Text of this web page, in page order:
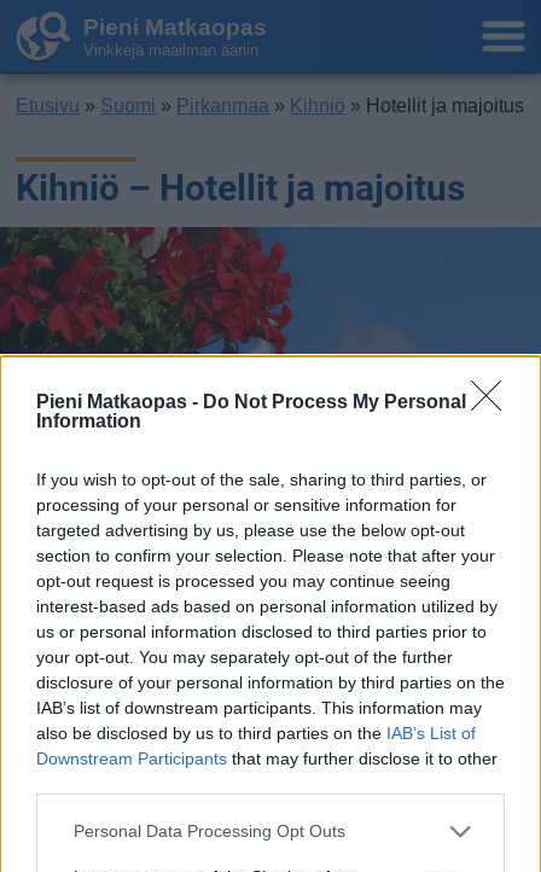
Pieni Matkaopas - Do Not Process My Personal
Information
If you wish to opt-out of the sale, sharing to third parties, or
processing of your personal or sensitive information for
targeted advertising by us, please use the below opt-out
section to confirm your selection. Please note that after your
opt-out request is processed you may continue seeing
interest-based ads based on personal information utilized by
us or personal information disclosed to third parties prior to
your opt-out. You may separately opt-out of the further
disclosure of your personal information by third parties on the
IAB’s list of downstream participants. This information may
also be disclosed by us to third parties on the IAB’s List of
Downstream Participants that may further disclose it to other
Personal Data Processing Opt Outs
Pieni Matkaopas
Vinkkejä maailman ääriin
Etusivu » Suomi » Pirkanmaa » Kihniö » Hotellit ja majoitus
Kihniö – Hotellit ja majoitus
Kokoamme tälle sivulle vinkkejä hotelleista ja muista
majapaikoista. Vinkit ovat teidän, lukijoidemme, meille
lähettämiä. Jos sinulla on takataskussa hyviä
hotellivinkkejä, kerro niistä meille muillekin.
Jos olet etsimässä majoitusta, huomioi, että tiedot vinkeissä
ovat lähettäjien omia henkilökohtaisia käsityksiä ja
tekemistä käyttämältäsi varaussivustolta (esim.